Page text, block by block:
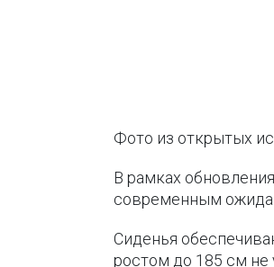
Фото из открытых
В рамках
современным
Сиденья
ростом до 185 см не